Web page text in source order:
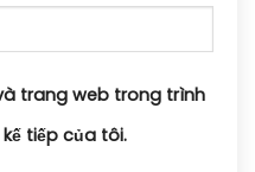
trang web trong trình
tiếp của tôi.